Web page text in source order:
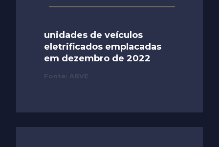
unidades de veículos
eletrificados emplacadas
em dezembro de 2022
Fonte: ABVE